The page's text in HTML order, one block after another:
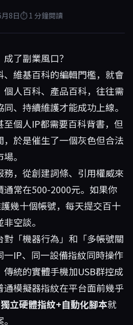
8日⏱ 1 分鐘閱讀
了副業風口？
維基百科的編輯門檻，就會
人百科、產品百科，往往需
、持續維護才能成功上線。
個人IP都需要百科背書，但
，於是催生了一個灰色但合法
。
，從創建詞條、引用權威來
常在500-2000元。如果你
幾十個帳號，每天提交百十
空談。
「機器行為」和「多帳號關
IP、同一設備指紋同時操作
統的實體手機加USB群控成
模擬器指紋在平台面前幾乎
立硬體指紋+自動化腳本就